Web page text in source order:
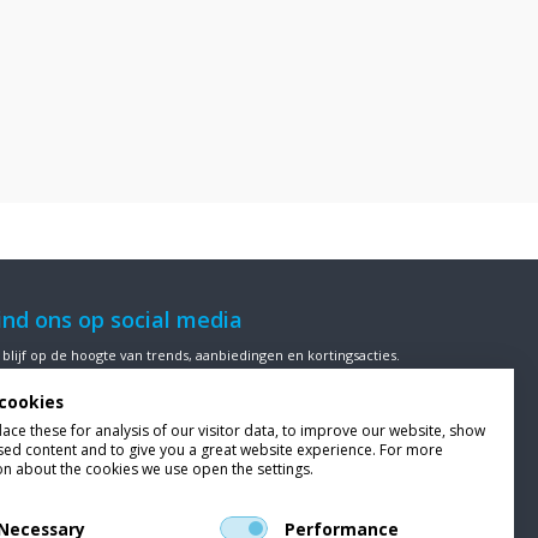
ons op social media
blijf op de hoogte van trends, aanbiedingen en kortingsacties.
klanten beoordelenVan Bellen Wind & Snowgemiddeld met
9,4 op basis van455beoordelingen.
these for analysis of our visitor data, to improve our website, show
content and to give you a great website experience. For more
about the cookies we use open the settings.
Performance